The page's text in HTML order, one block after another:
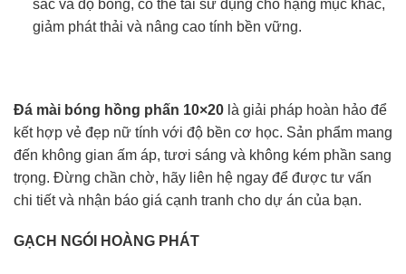
sắc và độ bóng, có thể tái sử dụng cho hạng mục khác,
giảm phát thải và nâng cao tính bền vững.
Đá mài bóng hồng phấn 10×20 là giải pháp hoàn hảo để
kết hợp vẻ đẹp nữ tính với độ bền cơ học. Sản phẩm mang
đến không gian ấm áp, tươi sáng và không kém phần sang
trọng. Đừng chần chờ, hãy liên hệ ngay để được tư vấn
chi tiết và nhận báo giá cạnh tranh cho dự án của bạn.
GẠCH NGÓI HOÀNG PHÁT